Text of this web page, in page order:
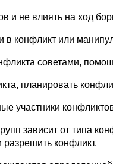
и не влиять на ход
конфликт или
советами,
планировать
участники
зависит от типа
разрешить конфликт.